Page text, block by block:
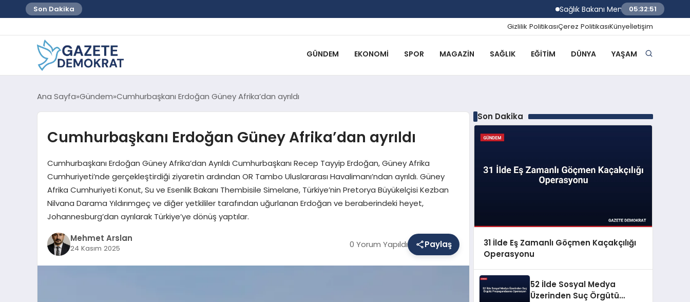
Son Dakika Sağlık Bakanı Memişoğlu Rize Şehir
05:32:52
Gizlilik PolitikasıÇerez PolitikasıKünyeİletişim
GÜNDEM EKONOMI SPOR MAGAZIN SAĞLIK EĞITIM DÜNYA YAŞAM
Ana Sayfa Gündem Cumhurbaşkanı Erdoğan Güney Afrika’dan ayrıldı
Cumhurbaşkanı Erdoğan Güney Afrika’dan ayrıldı
Cumhurbaşkanı Erdoğan Güney Afrika’dan Ayrıldı Cumhurbaşkanı Recep Tayyip Erdoğan, Güney Afrika
Cumhuriyeti’nde gerçekleştirdiği ziyaretin ardından OR Tambo Uluslararası Havalimanı’ndan ayrıldı. Güney
Afrika Cumhuriyeti Konut, Su ve Esenlik Bakanı Thembisile Simelane, Türkiye’nin Pretorya Büyükelçisi Kezban
Nilvana Darama Yıldırımgeç ve diğer yetkililer tarafından uğurlanan Erdoğan ve beraberindeki heyet,
Johannesburg’dan ayrılarak Türkiye’ye dönüş yaptılar.
Mehmet Arslan
24 Kasım 2025 0 Yorum Yapıldı Paylaş
Son Dakika
31 İlde Eş Zamanlı Göçmen Kaçakçılığı
Operasyonu
52 İlde Sosyal Medya
Üzerinden Suç Örgütü